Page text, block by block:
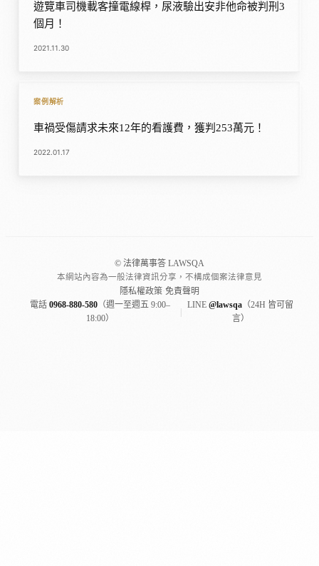
遊覽車司機載客撞電線桿，尿液驗出安非他命被判刑3
個月！
2021.11.30
案例解析
車禍受傷請求未來12年的看護費，獲判253萬元！
2022.01.17
© 法律萬事答 LAWSQA
本網站內容為一般法律資訊分享，不構成個案法律意見
隱私權政策·免責聲明
電話0968-880-580 （週一至週五 9:00–
18:00）
|
LINE@lawsqa （24H 皆可留
言）